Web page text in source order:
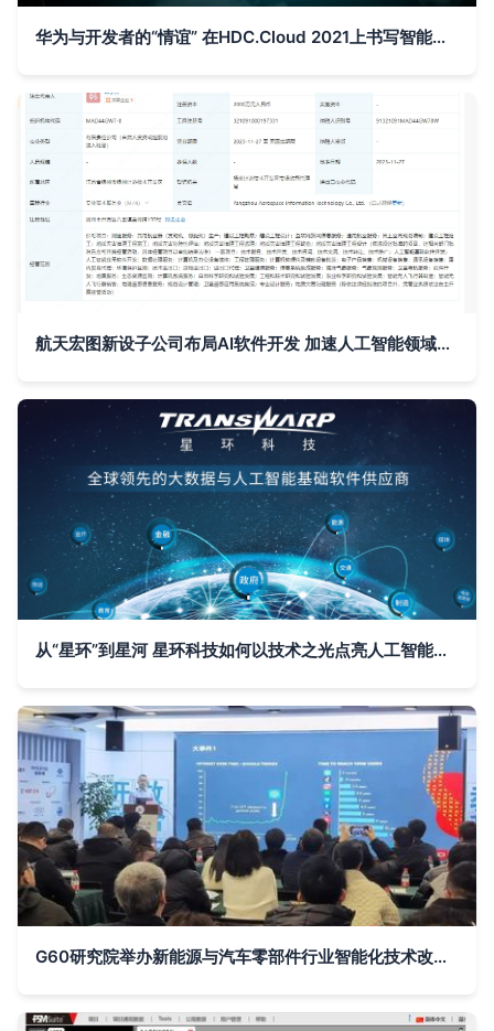
华为与开发者的“情谊” 在HDC.Cloud 2021上书写智能时代新篇
航天宏图新设子公司布局AI软件开发 加速人工智能领域技术落地
从“星环”到星河 星环科技如何以技术之光点亮人工智能软件开发的未来
G60研究院举办新能源与汽车零部件行业智能化技术改造培训班，聚焦AI基础软件实战应用